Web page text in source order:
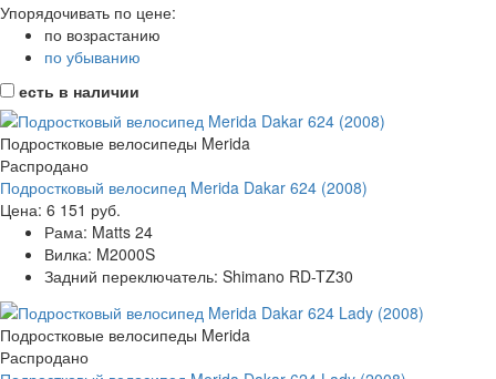
Упорядочивать по цене:
по возрастанию
по убыванию
есть в наличии
Подростковые велосипеды Merida
Распродано
Подростковый велосипед Merida Dakar 624 (2008)
Цена: 6 151 руб.
Рама: Matts 24
Вилка: M2000S
Задний переключатель: Shimano RD-TZ30
Подростковые велосипеды Merida
Распродано